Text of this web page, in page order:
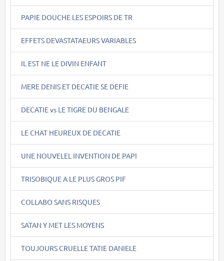
PAPIE DOUCHE LES ESPOIRS DE TR
EFFETS DEVASTATAEURS VARIABLES
IL EST NE LE DIVIN ENFANT
MERE DENIS ET DECATIE SE DEFIE
DECATIE vs LE TIGRE DU BENGALE
LE CHAT HEUREUX DE DECATIE
UNE NOUVELEL INVENTION DE PAPI
TRISOBIQUE A LE PLUS GROS PIF
COLLABO SANS RISQUES
SATAN Y MET LES MOYENS
TOUJOURS CRUELLE TATIE DANIELE